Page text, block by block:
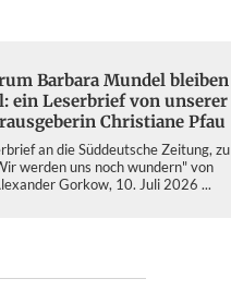
Barbara Mundel bleiben
ein Leserbrief von unserer
Christiane Pfau
an die Süddeutsche Zeitung, zu
werden uns noch wundern" von
Gorkow, 10. Juli 2026 ...